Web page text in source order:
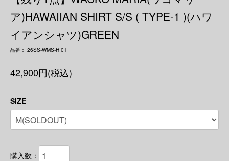
ア)HAWAIIAN SHIRT S/S ( TYPE-1 )(ハワ
イアンシャツ)GREEN
品番： 26SS-WMS-HI01
42,900円(税込)
SIZE
購入数：